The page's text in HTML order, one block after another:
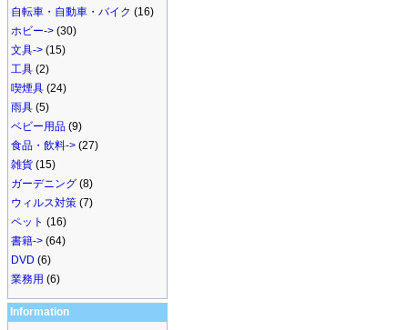
自転車・自動車・バイク (16)
ホビー-> (30)
文具-> (15)
工具 (2)
喫煙具 (24)
雨具 (5)
ベビー用品 (9)
食品・飲料-> (27)
雑貨 (15)
ガーデニング (8)
ウィルス対策 (7)
ペット (16)
書籍-> (64)
DVD (6)
業務用 (6)
Information